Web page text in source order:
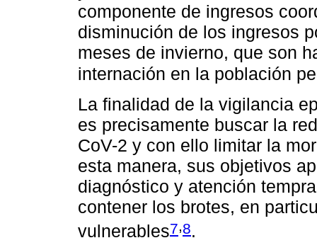
componente de ingresos
disminución de los ingresos
meses de invierno, que son
internación en la población
La finalidad de la vigilancia
es precisamente buscar la
CoV-2 y con ello limitar la
esta manera, sus objetivos
diagnóstico y atención
contener los brotes, en
vulnerables7,8.